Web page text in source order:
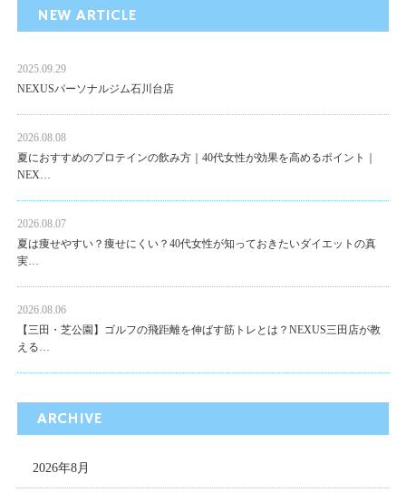
NEW ARTICLE
2025.09.29
NEXUSパーソナルジム石川台店
2026.08.08
夏におすすめのプロテインの飲み方｜40代女性が効果を高めるポイント｜
NEX…
2026.08.07
夏は痩せやすい？痩せにくい？40代女性が知っておきたいダイエットの真
実…
2026.08.06
【三田・芝公園】ゴルフの飛距離を伸ばす筋トレとは？NEXUS三田店が教
える…
ARCHIVE
2026年8月